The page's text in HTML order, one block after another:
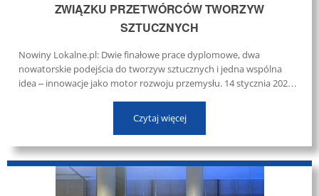
ZWIĄZKU PRZETWÓRCÓW TWORZYW
SZTUCZNYCH
Nowiny Lokalne.pl: Dwie finałowe prace dyplomowe, dwa
nowatorskie podejścia do tworzyw sztucznych i jedna wspólna
idea – innowacje jako motor rozwoju przemysłu. 14 stycznia 2026
Czytaj więcej